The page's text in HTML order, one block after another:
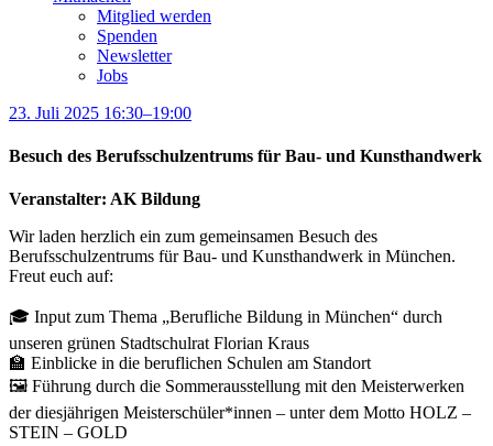
Mitglied werden
Spenden
Newsletter
Jobs
23. Juli 2025 16:30–19:00
Besuch des Berufsschulzentrums für Bau- und Kunsthandwerk
Veranstalter: AK Bildung
Wir laden herzlich ein zum gemeinsamen Besuch des
Berufsschulzentrums für Bau- und Kunsthandwerk in München.
Freut euch auf:
🎓 Input zum Thema „Berufliche Bildung in München“ durch
unseren grünen Stadtschulrat Florian Kraus
🏫 Einblicke in die beruflichen Schulen am Standort
🖼️ Führung durch die Sommerausstellung mit den Meisterwerken
der diesjährigen Meisterschüler*innen – unter dem Motto HOLZ –
STEIN – GOLD